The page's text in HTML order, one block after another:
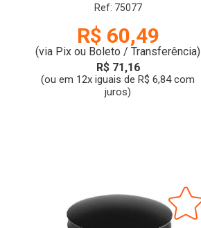
Ref: 75077
R$ 60,49
(via Pix ou Boleto / Transferência)
R$ 71,16
(ou em 12x iguais de R$ 6,84 com
juros)